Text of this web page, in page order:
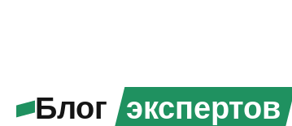
Блог экспертов